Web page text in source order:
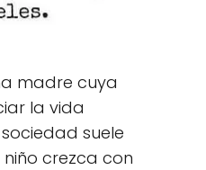
madre cuya
la vida
suele
niño crezca con